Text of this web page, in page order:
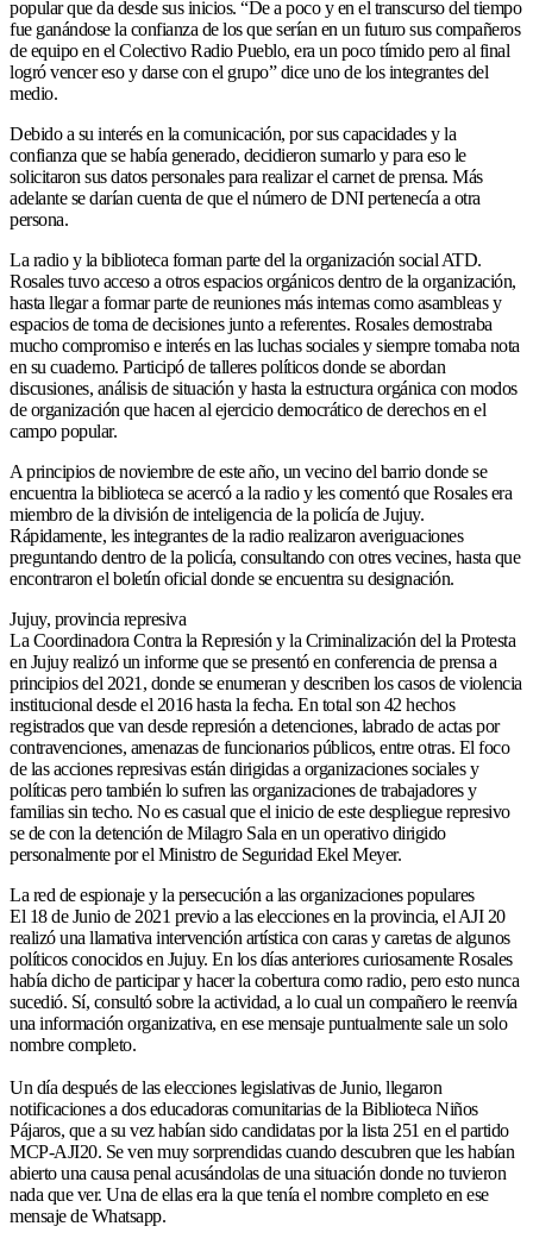
popular que da desde sus inicios. “De a poco y en el transcurso del tiempo
fue ganándose la confianza de los que serían en un futuro sus compañeros
de equipo en el Colectivo Radio Pueblo, era un poco tímido pero al final
logró vencer eso y darse con el grupo” dice uno de los integrantes del
medio.
Debido a su interés en la comunicación, por sus capacidades y la
confianza que se había generado, decidieron sumarlo y para eso le
solicitaron sus datos personales para realizar el carnet de prensa. Más
adelante se darían cuenta de que el número de DNI pertenecía a otra
persona.
La radio y la biblioteca forman parte del la organización social ATD.
Rosales tuvo acceso a otros espacios orgánicos dentro de la organización,
hasta llegar a formar parte de reuniones más internas como asambleas y
espacios de toma de decisiones junto a referentes. Rosales demostraba
mucho compromiso e interés en las luchas sociales y siempre tomaba nota
en su cuaderno. Participó de talleres políticos donde se abordan
discusiones, análisis de situación y hasta la estructura orgánica con modos
de organización que hacen al ejercicio democrático de derechos en el
campo popular.
A principios de noviembre de este año, un vecino del barrio donde se
encuentra la biblioteca se acercó a la radio y les comentó que Rosales era
miembro de la división de inteligencia de la policía de Jujuy.
Rápidamente, les integrantes de la radio realizaron averiguaciones
preguntando dentro de la policía, consultando con otres vecines, hasta que
encontraron el boletín oficial donde se encuentra su designación.
Jujuy, provincia represiva
La Coordinadora Contra la Represión y la Criminalización del la Protesta
en Jujuy realizó un informe que se presentó en conferencia de prensa a
principios del 2021, donde se enumeran y describen los casos de violencia
institucional desde el 2016 hasta la fecha. En total son 42 hechos
registrados que van desde represión a detenciones, labrado de actas por
contravenciones, amenazas de funcionarios públicos, entre otras. El foco
de las acciones represivas están dirigidas a organizaciones sociales y
políticas pero también lo sufren las organizaciones de trabajadores y
familias sin techo. No es casual que el inicio de este despliegue represivo
se de con la detención de Milagro Sala en un operativo dirigido
personalmente por el Ministro de Seguridad Ekel Meyer.
La red de espionaje y la persecución a las organizaciones populares
El 18 de Junio de 2021 previo a las elecciones en la provincia, el AJI 20
realizó una llamativa intervención artística con caras y caretas de algunos
políticos conocidos en Jujuy. En los días anteriores curiosamente Rosales
había dicho de participar y hacer la cobertura como radio, pero esto nunca
sucedió. Sí, consultó sobre la actividad, a lo cual un compañero le reenvía
una información organizativa, en ese mensaje puntualmente sale un solo
nombre completo.
Un día después de las elecciones legislativas de Junio, llegaron
notificaciones a dos educadoras comunitarias de la Biblioteca Niños
Pájaros, que a su vez habían sido candidatas por la lista 251 en el partido
MCP-AJI20. Se ven muy sorprendidas cuando descubren que les habían
abierto una causa penal acusándolas de una situación donde no tuvieron
nada que ver. Una de ellas era la que tenía el nombre completo en ese
mensaje de Whatsapp.